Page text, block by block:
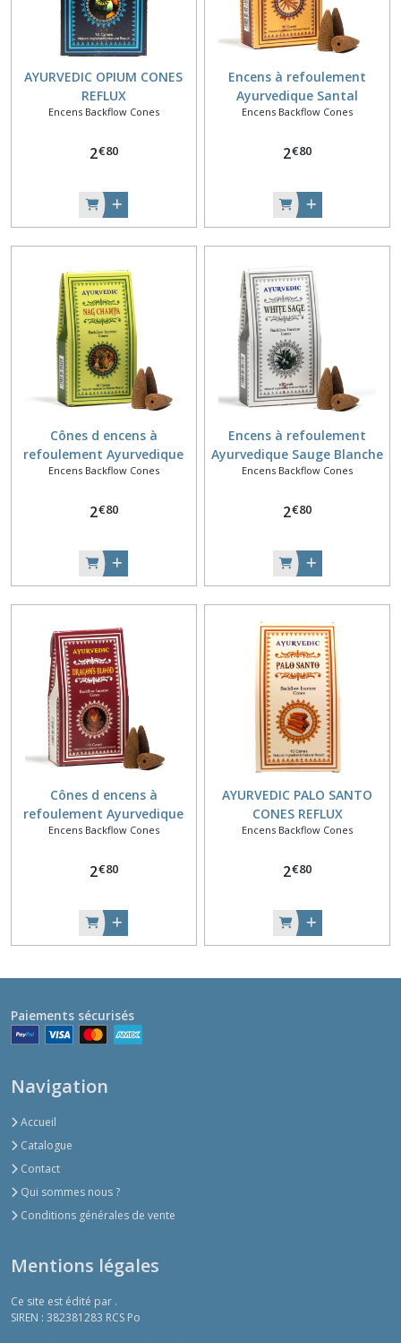
AYURVEDIC OPIUM CONES
REFLUX
Encens Backflow Cones
2€80
Encens à refoulement
Ayurvedique Santal
Encens Backflow Cones
2€80
Cônes d encens à
refoulement Ayurvedique
Nag Champa
Encens Backflow Cones
2€80
Encens à refoulement
Ayurvedique Sauge Blanche
Encens Backflow Cones
2€80
Cônes d encens à
refoulement Ayurvedique
sang du dragon
Encens Backflow Cones
2€80
AYURVEDIC PALO SANTO
CONES REFLUX
Encens Backflow Cones
2€80
Paiements sécurisés
Navigation
Accueil
Catalogue
Contact
Qui sommes nous ?
Conditions générales de vente
Mentions légales
Ce site est édité par .
SIREN : 382381283 RCS Po